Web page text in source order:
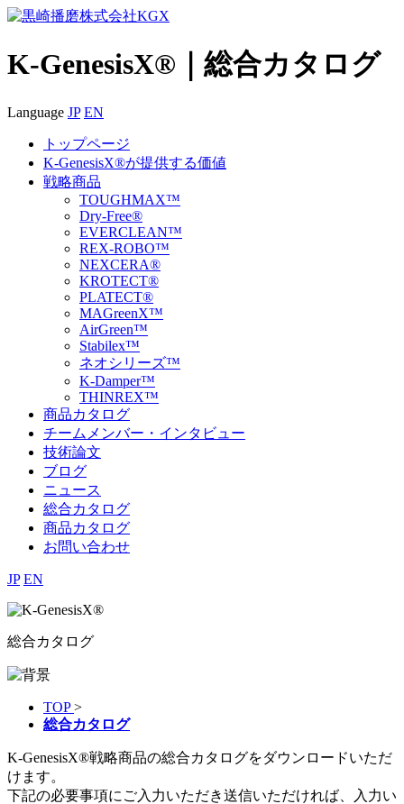
K-GenesisX®｜総合カタログ
Language JP EN
トップページ
K-GenesisX®が提供する価値
戦略商品
TOUGHMAX™
Dry-Free®
EVERCLEAN™
REX-ROBO™
NEXCERA®
KROTECT®
PLATECT®
MAGreenX™
AirGreen™
Stabilex™
ネオシリーズ™
K-Damper™
THINREX™
商品カタログ
チームメンバー・インタビュー
技術論文
ブログ
ニュース
総合カタログ
商品カタログ
お問い合わせ
JP EN
総合カタログ
TOP >
総合カタログ
K-GenesisX®戦略商品の総合カタログをダウンロードいただ
けます。
下記の必要事項にご入力いただき送信いただければ、
入力い